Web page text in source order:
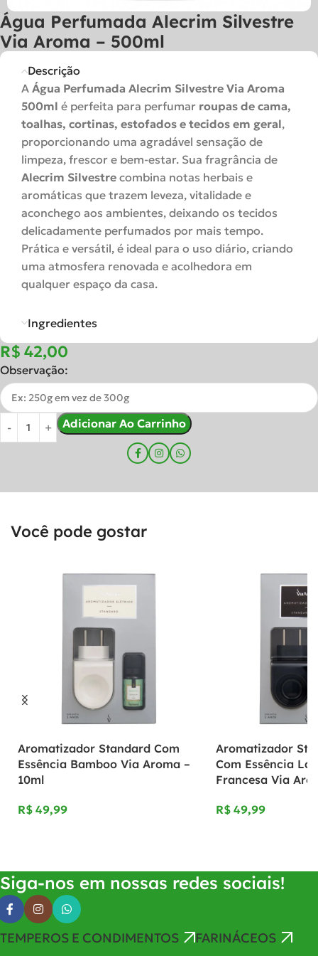
Água Perfumada Alecrim Silvestre
Via Aroma – 500ml
Descrição
A Água Perfumada Alecrim Silvestre Via Aroma
500ml é perfeita para perfumar roupas de cama,
toalhas, cortinas, estofados e tecidos em geral,
proporcionando uma agradável sensação de
limpeza, frescor e bem-estar. Sua fragrância de
Alecrim Silvestre combina notas herbais e
aromáticas que trazem leveza, vitalidade e
aconchego aos ambientes, deixando os tecidos
delicadamente perfumados por mais tempo.
Prática e versátil, é ideal para o uso diário, criando
uma atmosfera renovada e acolhedora em
qualquer espaço da casa.
Ingredientes
R$
Observação:
Adicionar Ao Carrinho
Você pode gostar
Aromatizador Standard Com
Essência Bamboo Via Aroma –
10ml
R$
Aromatizador
Com Essência
Francesa Via
R$
Siga-nos em nossas redes sociais!
TEMPEROS E CONDIMENTOS FARINÁCEOS